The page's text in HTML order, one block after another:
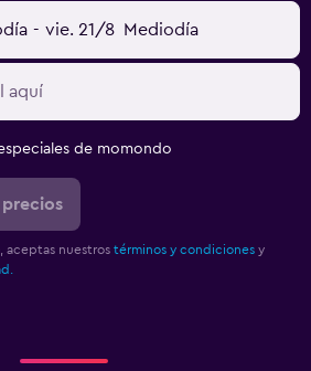
- vie. 21/8 Mediodía
de momondo
aceptas nuestros términos y condiciones y